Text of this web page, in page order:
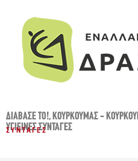
ΔΙΆΒΑΣΈ ΤΟ!,ΚΟΥΡΚΟΥΜΆΣ -
ΥΓΙΕΙΝΈΣ ΣΥΝΤΑΓΈΣ
ΣΥΝΤΑΓΈΣ